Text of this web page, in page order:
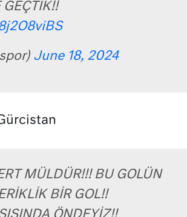
GEÇTİK!!
June 18, 2024
MÜLDÜR!!! BU GOLÜN
BİR GOL!!